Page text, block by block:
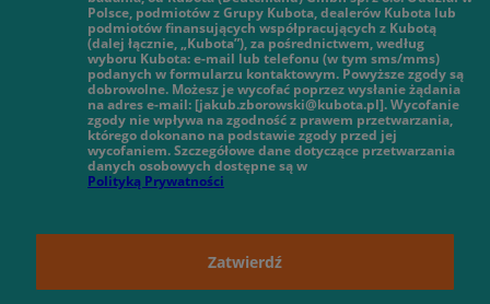
Polsce, podmiotów z Grupy Kubota, dealerów Kubota lub
podmiotów finansujących współpracujących z Kubotą
(dalej łącznie, „Kubota”), za pośrednictwem, według
wyboru Kubota: e-mail lub telefonu (w tym sms/mms)
podanych w formularzu kontaktowym. Powyższe zgody są
dobrowolne. Możesz je wycofać poprzez wysłanie żądania
na adres e-mail: [jakub.zborowski@kubota.pl]. Wycofanie
zgody nie wpływa na zgodność z prawem przetwarzania,
którego dokonano na podstawie zgody przed jej
wycofaniem. Szczegółowe dane dotyczące przetwarzania
danych osobowych dostępne są w
Polityką Prywatności
Zatwierdź